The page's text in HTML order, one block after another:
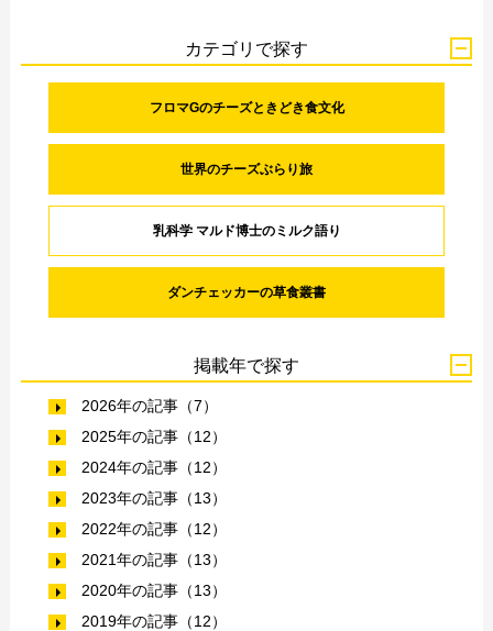
カテゴリで探す
フロマGのチーズときどき食文化
世界のチーズぶらり旅
乳科学 マルド博士のミルク語り
ダンチェッカーの草食叢書
掲載年で探す
2026年の記事（7）
2025年の記事（12）
2024年の記事（12）
2023年の記事（13）
2022年の記事（12）
2021年の記事（13）
2020年の記事（13）
2019年の記事（12）